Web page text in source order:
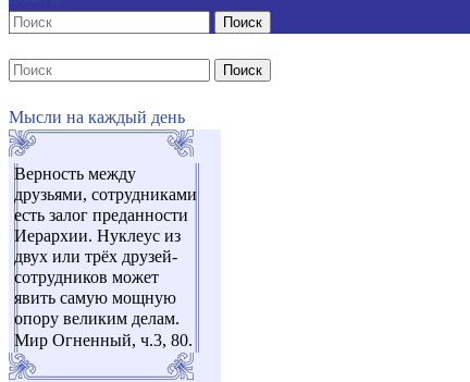
Поиск
Поиск
Мысли на каждый день
Верность между
друзьями, сотрудниками
есть залог преданности
Иерархии. Нуклеус из
двух или трёх друзей-
сотрудников может
явить самую мощную
опору великим делам.
Мир Огненный, ч.3, 80.